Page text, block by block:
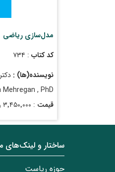
مدل‌سازی ریاضی
کد کتاب : ۷۳۴
نویسنده(ها) :
, PhD
قیمت : ۳٬۴۵۰٬۰۰۰ ریال
تاریخ انتشار: دی ۱۴۰۳
ساختار‌‌ و‌‌ لینک‌های
حوزه ریاست